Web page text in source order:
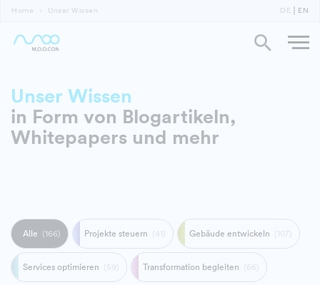
Home Unser Wissen DE EN
Unser Wissen
in Form von Blog­artikeln,
Whitepapers und mehr
Alle (166) Projekte steuern Gebäude entwickeln
Services optimieren Transformation begleiten